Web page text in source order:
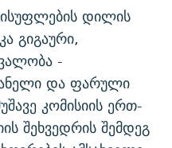
დილის
გიგაური,
-
და ფარული
კომისიის ერთ-
შეხვედრის შემდეგ